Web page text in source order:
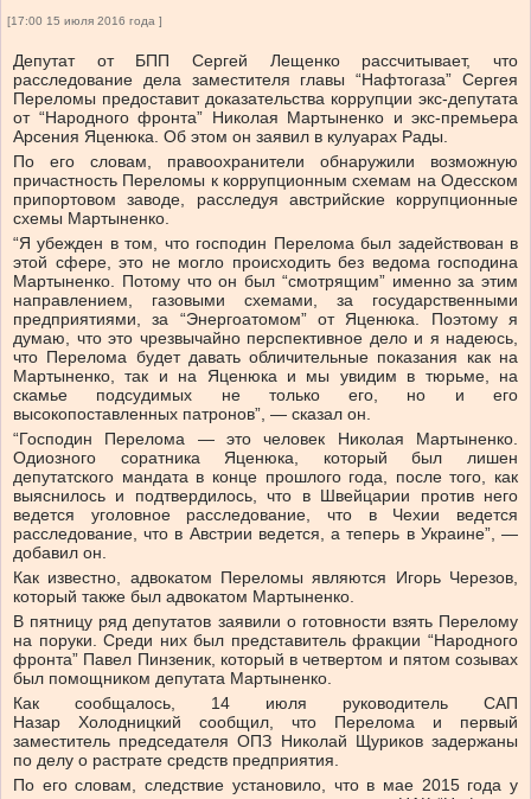
[17:00 15 июля 2016 года ]
Депутат от БПП Сергей Лещенко рассчитывает, что
расследование дела заместителя главы “Нафтогаза” Сергея
Переломы предоставит доказательства коррупции экс-депутата
от “Народного фронта” Николая Мартыненко и экс-премьера
Арсения Яценюка. Об этом он заявил в кулуарах Рады.
По его словам, правоохранители обнаружили возможную
причастность Переломы к коррупционным схемам на Одесском
припортовом заводе, расследуя австрийские коррупционные
схемы Мартыненко.
“Я убежден в том, что господин Перелома был задействован в
этой сфере, это не могло происходить без ведома господина
Мартыненко. Потому что он был “смотрящим” именно за этим
направлением, газовыми схемами, за государственными
предприятиями, за “Энергоатомом” от Яценюка. Поэтому я
думаю, что это чрезвычайно перспективное дело и я надеюсь,
что Перелома будет давать обличительные показания как на
Мартыненко, так и на Яценюка и мы увидим в тюрьме, на
скамье подсудимых не только его, но и его
высокопоставленных патронов”, — сказал он.
“Господин Перелома — это человек Николая Мартыненко.
Одиозного соратника Яценюка, который был лишен
депутатского мандата в конце прошлого года, после того, как
выяснилось и подтвердилось, что в Швейцарии против него
ведется уголовное расследование, что в Чехии ведется
расследование, что в Австрии ведется, а теперь в Украине”, —
добавил он.
Как известно, адвокатом Переломы являются Игорь Черезов,
который также был адвокатом Мартыненко.
В пятницу ряд депутатов заявили о готовности взять Перелому
на поруки. Среди них был представитель фракции “Народного
фронта” Павел Пинзеник, который в четвертом и пятом созывах
был помощником депутата Мартыненко.
Как сообщалось, 14 июля руководитель САП
Назар Холодницкий сообщил, что Перелома и первый
заместитель председателя ОПЗ Николай Щуриков задержаны
по делу о растрате средств предприятия.
По его словам, следствие установило, что в мае 2015 года у